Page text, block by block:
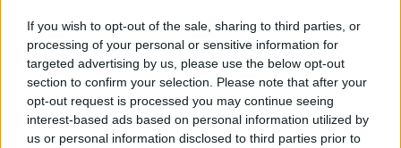
If you wish to opt-out of the sale, sharing to third parties, or
processing of your personal or sensitive information for
targeted advertising by us, please use the below opt-out
section to confirm your selection. Please note that after your
opt-out request is processed you may continue seeing
interest-based ads based on personal information utilized by
us or personal information disclosed to third parties prior to
ΔΙΑΦΗΜΙΣΗ